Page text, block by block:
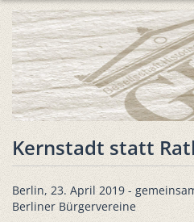
Kernstadt statt
Berlin, 23. April 2019 -
Berliner Bürgervereine